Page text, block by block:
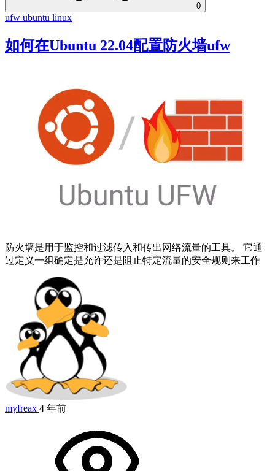
0
ufw ubuntu linux
如何在Ubuntu 22.04配置防火墙ufw
防火墙是用于监控和过滤传入和传出网络流量的工具。 它通
过定义一组确定是允许还是阻止特定流量的安全规则来工作
myfreax 4 年前